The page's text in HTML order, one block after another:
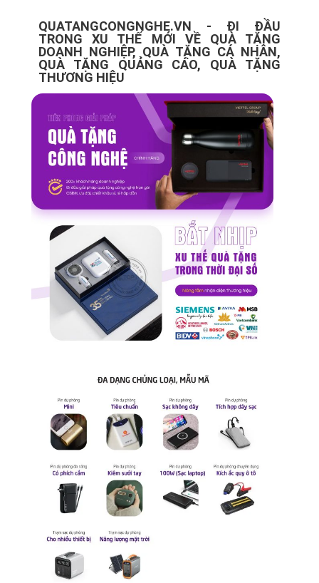
QUATANGCONGNGHE.VN - ĐI ĐẦU
TRONG XU THẾ MỚI VỀ QUÀ TẶNG
DOANH NGHIỆP, QUÀ TẶNG CÁ NHÂN,
QUÀ TẶNG QUẢNG CÁO, QUÀ TẶNG
THƯƠNG HIỆU